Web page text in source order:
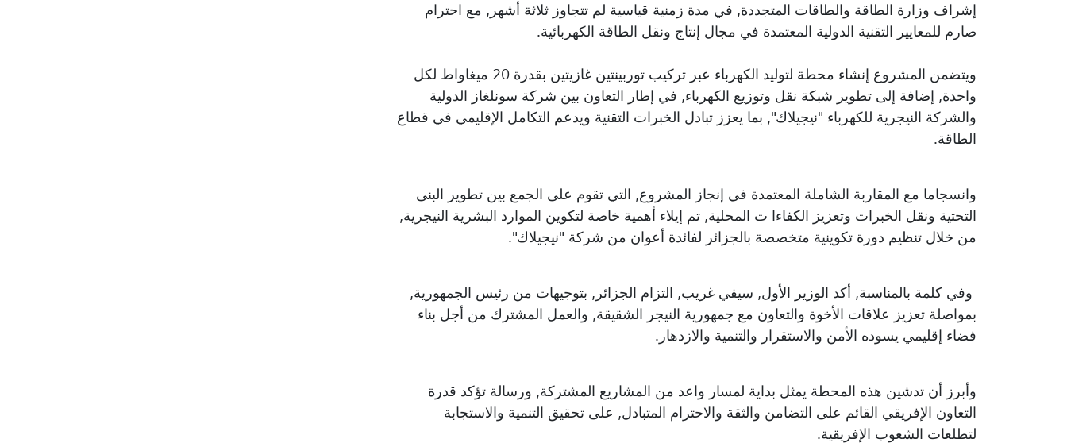
إشراف وزارة الطاقة والطاقات المتجددة, في مدة زمنية قياسية لم تتجاوز ثلاثة أشهر, مع احترام
صارم للمعايير التقنية الدولية المعتمدة في مجال إنتاج ونقل الطاقة الكهربائية.
ويتضمن المشروع إنشاء محطة لتوليد الكهرباء عبر تركيب توربينتين غازيتين بقدرة 20 ميغاواط لكل
واحدة, إضافة إلى تطوير شبكة نقل وتوزيع الكهرباء, في إطار التعاون بين شركة سونلغاز الدولية
والشركة النيجرية للكهرباء "نيجيلاك", بما يعزز تبادل الخبرات التقنية ويدعم التكامل الإقليمي في قطاع
الطاقة.
وانسجاما مع المقاربة الشاملة المعتمدة في إنجاز المشروع, التي تقوم على الجمع بين تطوير البنى
التحتية ونقل الخبرات وتعزيز الكفاءا ت المحلية, تم إيلاء أهمية خاصة لتكوين الموارد البشرية النيجرية,
من خلال تنظيم دورة تكوينية متخصصة بالجزائر لفائدة أعوان من شركة "نيجيلاك".
وفي كلمة بالمناسبة, أكد الوزير الأول, سيفي غريب, التزام الجزائر, بتوجيهات من رئيس الجمهورية,
بمواصلة تعزيز علاقات الأخوة والتعاون مع جمهورية النيجر الشقيقة, والعمل المشترك من أجل بناء
فضاء إقليمي يسوده الأمن والاستقرار والتنمية والازدهار.
وأبرز أن تدشين هذه المحطة يمثل بداية لمسار واعد من المشاريع المشتركة, ورسالة تؤكد قدرة
التعاون الإفريقي القائم على التضامن والثقة والاحترام المتبادل, على تحقيق التنمية والاستجابة
لتطلعات الشعوب الإفريقية.